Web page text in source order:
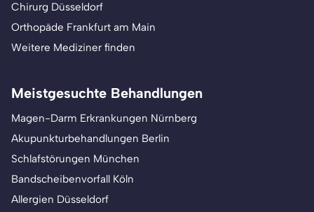
Chirurg Düsseldorf
Orthopäde Frankfurt am Main
Weitere Mediziner finden
Meistgesuchte Behandlungen
Magen-Darm Erkrankungen Nürnberg
Akupunkturbehandlungen Berlin
Schlafstörungen München
Bandscheibenvorfall Köln
Allergien Düsseldorf